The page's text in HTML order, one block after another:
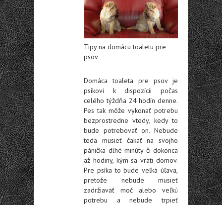
Tipy na domácu toaletu pre
psov
Domáca toaleta pre psov je
psíkovi k dispozícii počas
celého týždňa 24 hodín denne.
Pes tak môže vykonať potrebu
bezprostredne vtedy, kedy to
bude potrebovať on. Nebude
teda musieť čakať na svojho
pánička dlhé minúty či dokonca
až hodiny, kým sa vráti domov.
Pre psíka to bude veľká úľava,
pretože nebude musieť
zadržiavať moč alebo veľkú
potrebu a nebude trpieť